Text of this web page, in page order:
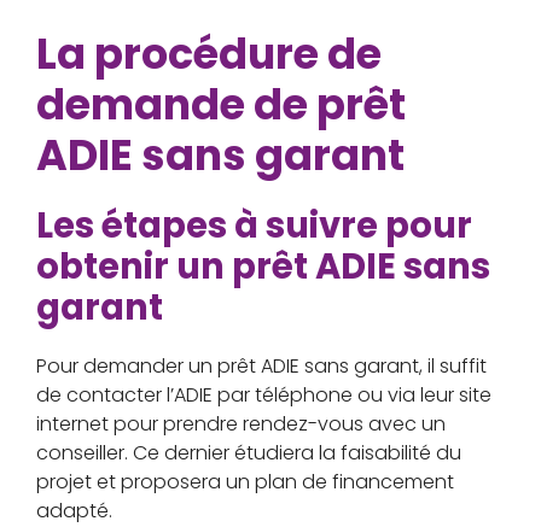
La procédure de
demande de prêt
ADIE sans garant
Les étapes à suivre pour
obtenir un prêt ADIE sans
garant
Pour demander un prêt ADIE sans garant, il suffit
de contacter l’ADIE par téléphone ou via leur site
internet pour prendre rendez-vous avec un
conseiller. Ce dernier étudiera la faisabilité du
projet et proposera un plan de financement
adapté.